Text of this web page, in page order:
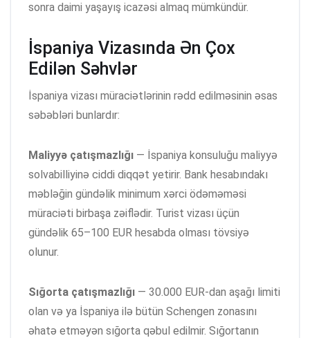
sonra daimi yaşayış icazəsi almaq mümkündür.
İspaniya Vizasında Ən Çox
Edilən Səhvlər
İspaniya vizası müraciətlərinin rədd edilməsinin əsas
səbəbləri bunlardır:
Maliyyə çatışmazlığı — İspaniya konsuluğu maliyyə
solvabilliyinə ciddi diqqət yetirir. Bank hesabındakı
məbləğin gündəlik minimum xərci ödəməməsi
müraciəti birbaşa zəiflədir. Turist vizası üçün
gündəlik 65–100 EUR hesabda olması tövsiyə
olunur.
Sığorta çatışmazlığı — 30.000 EUR-dan aşağı limiti
olan və ya İspaniya ilə bütün Schengen zonasını
əhatə etməyən sığorta qəbul edilmir. Sığortanın